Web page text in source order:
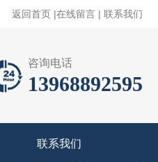
返回首页 |在线留言 | 联系我们
咨询电话
13968892595
联系我们